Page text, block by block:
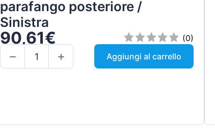
parafango posteriore /
Sinistra
90,61€
(0)
Aggiungi al carrello